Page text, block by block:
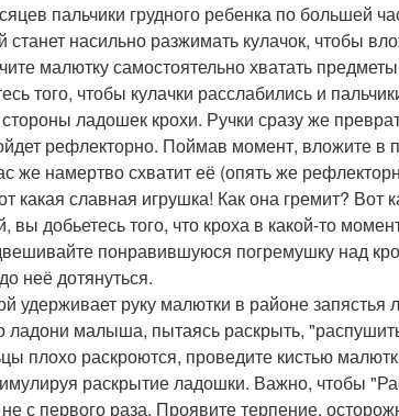
пальчики грудного ребенка по большей
насильно разжимать кулачок, чтобы
малютку самостоятельно хватать
того, чтобы кулачки расслабились и
ладошек крохи. Ручки сразу же
рефлекторно. Поймав момент, вложите в
же намертво схватит её (опять же
какая славная игрушка! Как она гремит? Вот
добьетесь того, что кроха в какой-то
понравившуюся погремушку над
неё дотянуться.
удерживает руку малютки в районе запястья
ладони малыша, пытаясь раскрыть,
плохо раскроются, проведите кистью
раскрытие ладошки. Важно, чтобы
с первого раза. Проявите терпение,